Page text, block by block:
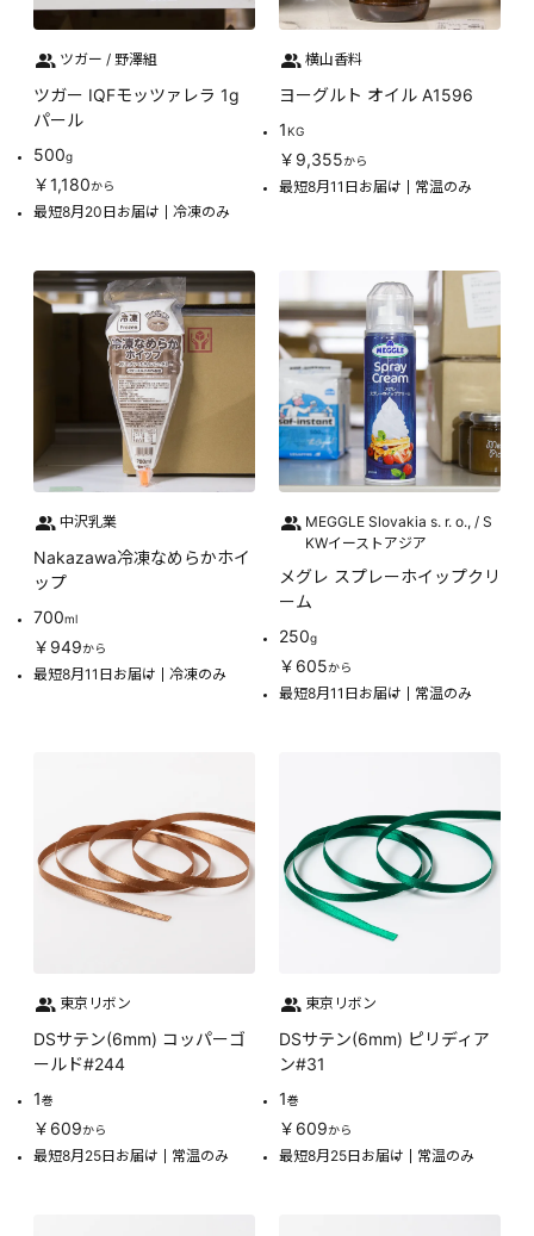
ツガー / 野澤組
ツガー IQFモッツァレラ 1g
パール
500g
￥1,180から
最短8月20日お届け 冷凍のみ
横山香料
ヨーグルト オイル A1596
1KG
￥9,355から
最短8月11日お届け 常温のみ
中沢乳業
Nakazawa冷凍なめらかホイ
ップ
700ml
￥949から
最短8月11日お届け 冷凍のみ
MEGGLE Slovakia s. r. o., / S
KWイーストアジア
メグレ スプレーホイップクリ
ーム
250g
￥605から
最短8月11日お届け 常温のみ
東京リボン
DSサテン(6mm) コッパーゴ
ールド#244
1巻
￥609から
最短8月25日お届け 常温のみ
東京リボン
DSサテン(6mm) ピリディア
ン#31
1巻
￥609から
最短8月25日お届け 常温のみ